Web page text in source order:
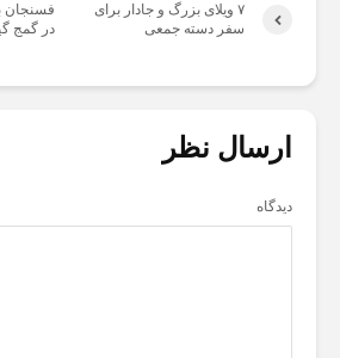
۷ ویلای بزرگ و جادار برای
سفر دسته جمعی
فسنجان
در گمج
ارسال نظر
دیدگاه